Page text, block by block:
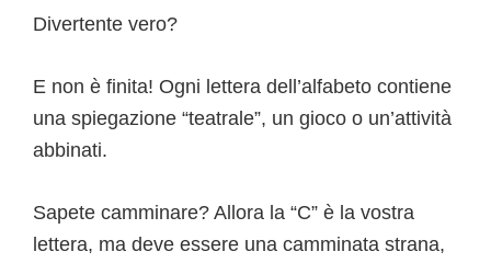
Divertente vero?
E non è finita! Ogni lettera dell’alfabeto contiene
una spiegazione “teatrale”, un gioco o un’attività
abbinati.
Sapete camminare? Allora la “C” è la vostra
lettera, ma deve essere una camminata strana,